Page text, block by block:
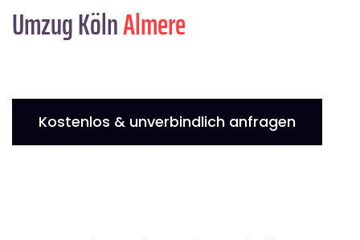
Umzug KölnAlmere
Kostenlos & unverbindlich anfragen